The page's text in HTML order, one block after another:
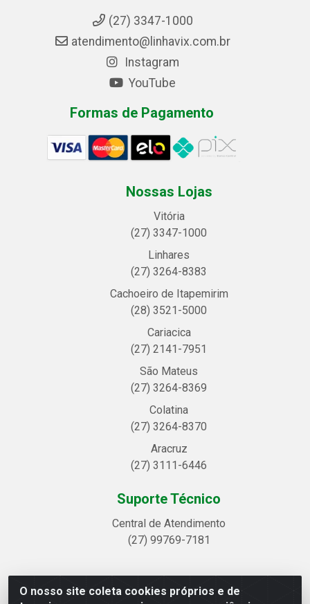
O nosso site coleta cookies próprios e de
(27) 3347-1000
atendimento@linhavix.com.br
Instagram
YouTube
Formas de Pagamento
Nossas Lojas
Vitória
(27) 3347-1000
Linhares
(27) 3264-8383
Cachoeiro de Itapemirim
(28) 3521-5000
Cariacica
(27) 2141-7951
São Mateus
(27) 3264-8369
Colatina
(27) 3264-8370
Aracruz
(27) 3111-6446
Suporte Técnico
Central de Atendimento
(27) 99769-7181
Linhavix Distribuidora LTDA - Avenida Alegre, 2521 -